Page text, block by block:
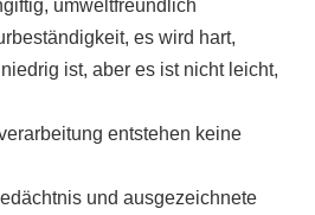
umweltfreundlich
es wird hart,
ist, aber es ist nicht leicht,
entstehen keine
und ausgezeichnete